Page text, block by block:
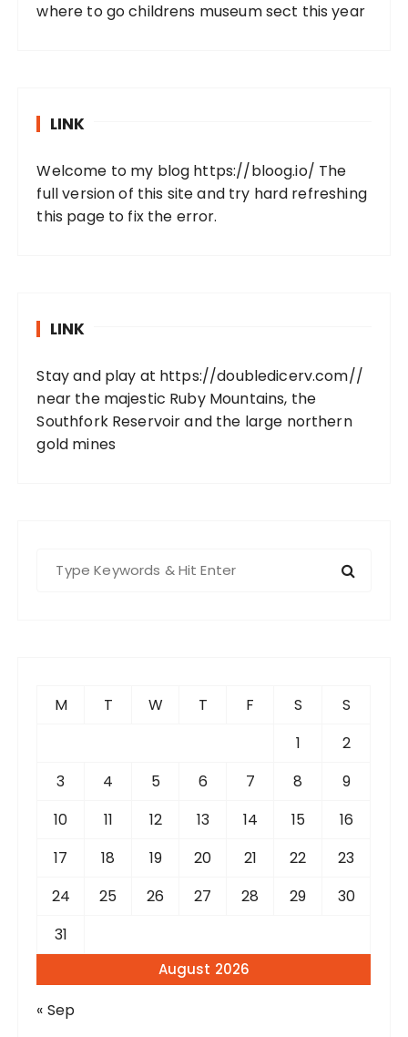
where to go childrens museum sect this year
LINK
Welcome to my blog https://bloog.io/ The
full version of this site and try hard refreshing
this page to fix the error.
LINK
Stay and play at https://doubledicerv.com//
near the majestic Ruby Mountains, the
Southfork Reservoir and the large northern
gold mines
August 2026
M T W T F S
S
1
2
3
4 5 6 7 8
9
10
11 12 13 14 15
16
17
18 19 20 21 22
23
24
25 26 27 28 29
30
31
« Sep